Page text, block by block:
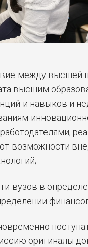
между высшей
высшим
и навыков и
возможности
вузов в
оригиналы